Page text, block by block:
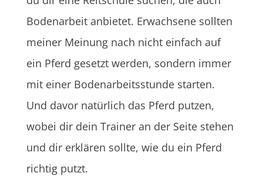
Bodenarbeit anbietet. Erwachsene sollten
meiner Meinung nach nicht einfach auf
ein Pferd gesetzt werden, sondern immer
mit einer Bodenarbeitsstunde starten.
Und davor natürlich das Pferd putzen,
wobei dir dein Trainer an der Seite stehen
und dir erklären sollte, wie du ein Pferd
richtig putzt.